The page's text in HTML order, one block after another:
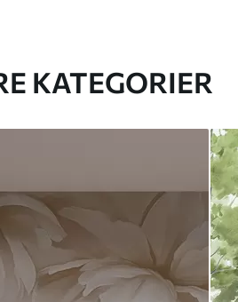
KATEGORIER